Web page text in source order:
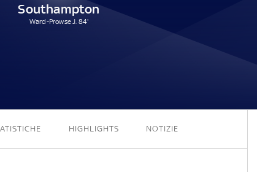
Southampton
Ward-Prowse J. 84'
HIGHLIGHTS NOTIZIE